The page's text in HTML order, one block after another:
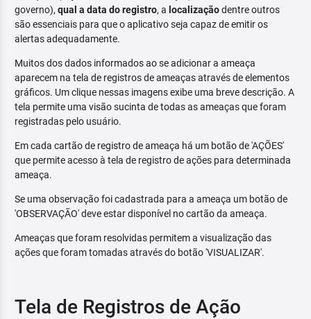
governo), qual a data do registro, a localizaçãodentre outros
são essenciais para que o aplicativo seja capaz de emitir os
alertas adequadamente.
Muitos dos dados informados ao se adicionar a ameaça
aparecem na tela de registros de ameaças através de elementos
gráficos. Um clique nessas imagens exibe uma breve descrição. A
tela permite uma visão sucinta de todas as ameaças que foram
registradas pelo usuário.
Em cada cartão de registro de ameaça há um botão de 'AÇÕES'
que permite acesso à tela de registro de ações para determinada
ameaça.
Se uma observação foi cadastrada para a ameaça um botão de
'OBSERVAÇÃO' deve estar disponível no cartão da ameaça.
Ameaças que foram resolvidas permitem a visualização das
ações que foram tomadas através do botão 'VISUALIZAR'.
Tela de Registros de Ação